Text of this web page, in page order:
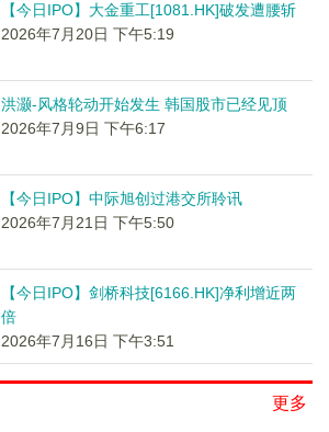
【今日IPO】大金重工[1081.HK]破发遭腰斩
2026年7月20日 下午5:19
洪灏-风格轮动开始发生 韩国股市已经见顶
2026年7月9日 下午6:17
【今日IPO】中际旭创过港交所聆讯
2026年7月21日 下午5:50
【今日IPO】剑桥科技[6166.HK]净利增近两
倍
2026年7月16日 下午3:51
更多